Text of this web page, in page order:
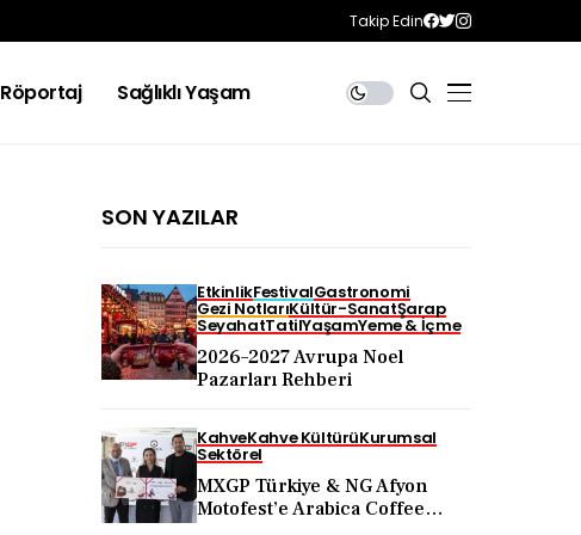
Takip Edin
Röportaj Sağlıklı Yaşam
SON YAZILAR
EtkinlikFestivalGastronomi
Gezi NotlarıKültür-SanatŞarap
SeyahatTatilYaşamYeme & İçme
2026–2027 Avrupa Noel
Pazarları Rehberi
KahveKahve KültürüKurumsal
Sektörel
MXGP Türkiye & NG Afyon
Motofest’e Arabica Coffee